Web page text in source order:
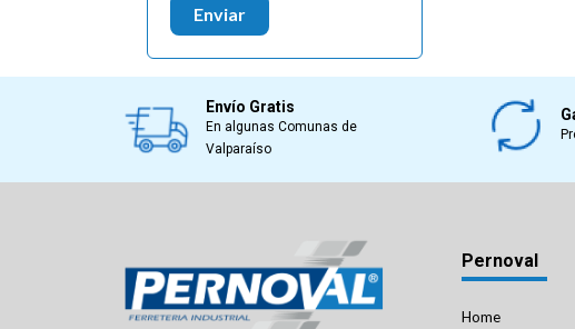
Enviar
Envío Gratis
En algunas Comunas de
Valparaíso
Pernoval
Home